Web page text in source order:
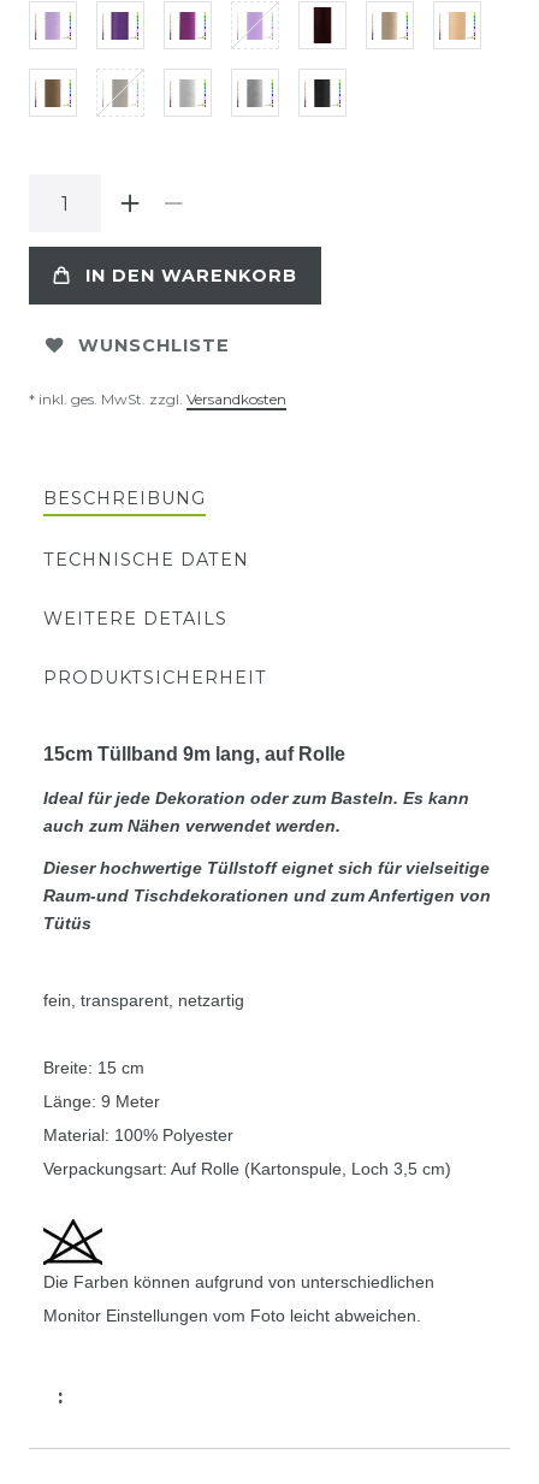
IN DEN WARENKORB
WUNSCHLISTE
* inkl. ges. MwSt. zzgl. Versandkosten
BESCHREIBUNG
TECHNISCHE DATEN
WEITERE DETAILS
PRODUKTSICHERHEIT
15cm Tüllband 9m lang, auf Rolle
Ideal für jede Dekoration oder zum Basteln. Es kann
auch zum Nähen verwendet werden.
Dieser hochwertige Tüllstoff eignet sich für vielseitige
Raum-und Tischdekorationen und zum Anfertigen von
Tütüs
fein, transparent, netzartig
Breite: 15 cm
Länge: 9 Meter
Material: 100% Polyester
Verpackungsart: Auf Rolle (Kartonspule, Loch 3,5 cm)
Die Farben können aufgrund von unterschiedlichen
Monitor Einstellungen vom Foto leicht abweichen.
: